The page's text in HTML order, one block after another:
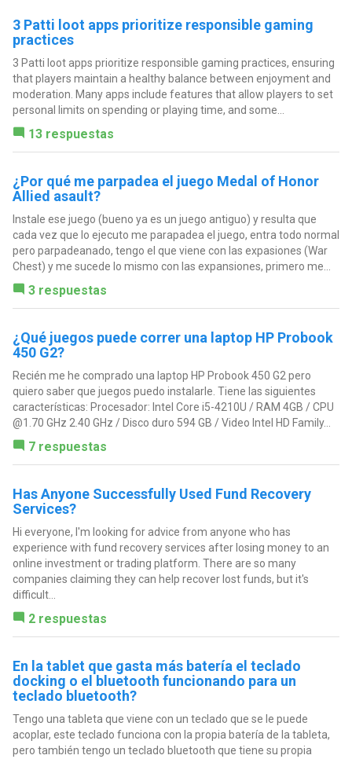
3 Patti loot apps prioritize responsible gaming
practices
3 Patti loot apps prioritize responsible gaming practices, ensuring
that players maintain a healthy balance between enjoyment and
moderation. Many apps include features that allow players to set
personal limits on spending or playing time, and some...
13 respuestas
¿Por qué me parpadea el juego Medal of Honor
Allied asault?
Instale ese juego (bueno ya es un juego antiguo) y resulta que
cada vez que lo ejecuto me parapadea el juego, entra todo normal
pero parpadeanado, tengo el que viene con las expasiones (War
Chest) y me sucede lo mismo con las expansiones, primero me...
3 respuestas
¿Qué juegos puede correr una laptop HP Probook
450 G2?
Recién me he comprado una laptop HP Probook 450 G2 pero
quiero saber que juegos puedo instalarle. Tiene las siguientes
características: Procesador: Intel Core i5-4210U / RAM 4GB / CPU
@1.70 GHz 2.40 GHz / Disco duro 594 GB / Video Intel HD Family...
7 respuestas
Has Anyone Successfully Used Fund Recovery
Services?
Hi everyone, I'm looking for advice from anyone who has
experience with fund recovery services after losing money to an
online investment or trading platform. There are so many
companies claiming they can help recover lost funds, but it's
difficult...
2 respuestas
En la tablet que gasta más batería el teclado
docking o el bluetooth funcionando para un
teclado bluetooth?
Tengo una tableta que viene con un teclado que se le puede
acoplar, este teclado funciona con la propia batería de la tableta,
pero también tengo un teclado bluetooth que tiene su propia